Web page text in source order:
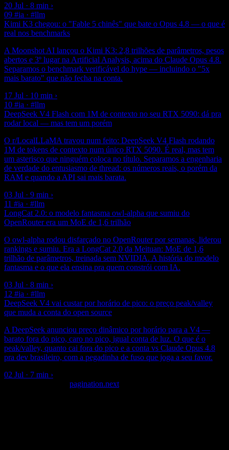
20 Jul · 8 min ›
09 #ia · #llm
Kimi K3 chegou: o "Fable 5 chinês" que bate o Opus 4.8 — o que é
real nos benchmarks
A Moonshot AI lançou o Kimi K3: 2,8 trilhões de parâmetros, pesos
abertos e 3º lugar na Artificial Analysis, acima do Claude Opus 4.8.
Separamos o benchmark verificável do hype — incluindo o "5x
mais barato" que não fecha na conta.
17 Jul · 10 min ›
10 #ia · #llm
DeepSeek V4 Flash com 1M de contexto no seu RTX 5090: dá pra
rodar local — mas tem um porém
O r/LocalLLaMA travou num feito: DeepSeek V4 Flash rodando
1M de tokens de contexto num único RTX 5090. É real, mas tem
um asterisco que ninguém coloca no título. Separamos a engenharia
de verdade do entusiasmo de thread: os números reais, o porém da
RAM e quando a API sai mais barata.
03 Jul · 9 min ›
11 #ia · #llm
LongCat 2.0: o modelo fantasma owl-alpha que sumiu do
OpenRouter era um MoE de 1,6 trilhão
O owl-alpha rodou disfarçado no OpenRouter por semanas, liderou
rankings e sumiu. Era a LongCat 2.0 da Meituan: MoE de 1,6
trilhão de parâmetros, treinada sem NVIDIA. A história do modelo
fantasma e o que ela ensina pra quem constrói com IA.
03 Jul · 8 min ›
12 #ia · #llm
DeepSeek V4 vai custar por horário de pico: o preço peak/valley
que muda a conta do open source
A DeepSeek anunciou preço dinâmico por horário para a V4 —
barato fora do pico, caro no pico, igual conta de luz. O que é o
peak/valley, quanto cai fora do pico e a conta vs Claude Opus 4.8
pra dev brasileiro, com a pegadinha de fuso que joga a seu favor.
02 Jul · 7 min ›
pagination.next